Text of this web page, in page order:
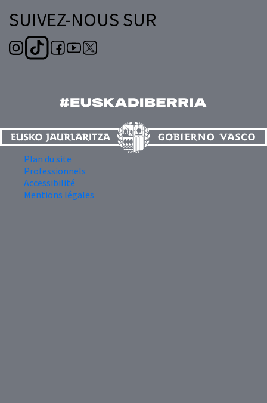
SUIVEZ-NOUS SUR
Plan du site
Professionnels
Accessibilité
Mentions légales